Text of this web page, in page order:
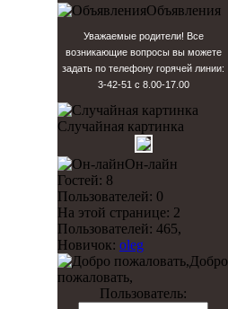
Объявления
Уважаемые родители! Все
возникающие вопросы вы можете
задать по телефону горячей линии:
3-42-51 с 8.00-17.00
Случайная картинка
Он-лайн
Гостей: 8
Пользователей: 0
На этой странице: 2
Пользователей: 465,
Новичок: oleg
Добро
пожаловать,
Пользователь: